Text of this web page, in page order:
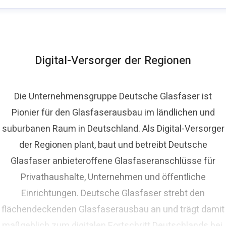
Digital-Versorger der Regionen
Die Unternehmensgruppe Deutsche Glasfaser ist
Pionier für den Glasfaserausbau im ländlichen und
suburbanen Raum in Deutschland. Als Digital-Versorger
der Regionen plant, baut und betreibt Deutsche
Glasfaser anbieteroffene Glasfaseranschlüsse für
Privathaushalte, Unternehmen und öffentliche
Einrichtungen. Deutsche Glasfaser strebt den
flächendeckenden Glasfaserausbau an und trägt damit